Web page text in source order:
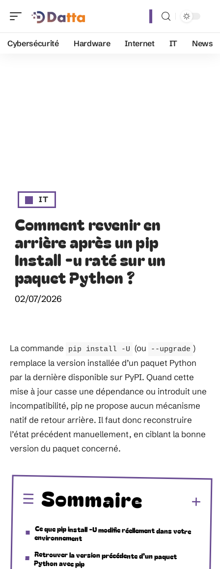
Cybersécurité Hardware Internet IT News
IT
Comment revenir en
arrière après un pip
Install -u raté sur un
paquet Python ?
02/07/2026
La commande pip install -U (ou --upgrade )
remplace la version installée d’un paquet Python
par la dernière disponible sur PyPI. Quand cette
mise à jour casse une dépendance ou introduit une
incompatibilité, pip ne propose aucun mécanisme
natif de retour arrière. Il faut donc reconstruire
l’état précédent manuellement, en ciblant la bonne
version du paquet concerné.
Sommaire
Ce que pip install -U modifie réellement dans votre
environnement
Retrouver la version précédente d’un paquet
Python avec pip